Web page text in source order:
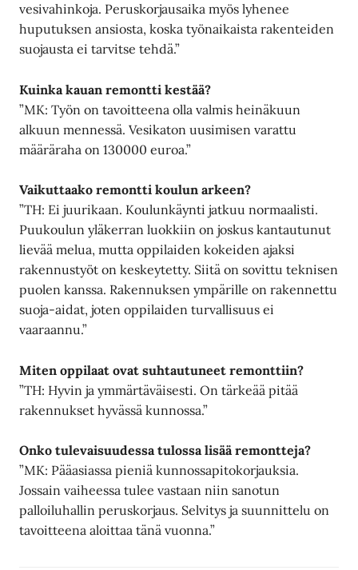
vesivahinkoja. Peruskorjausaika myös lyhenee
huputuksen ansiosta, koska työnaikaista rakenteiden
suojausta ei tarvitse tehdä.”
Kuinka kauan remontti kestää?
”MK: Työn on tavoitteena olla valmis heinäkuun
alkuun mennessä. Vesikaton uusimisen varattu
määräraha on 130000 euroa.”
Vaikuttaako remontti koulun arkeen?
”TH: Ei juurikaan. Koulunkäynti jatkuu normaalisti.
Puukoulun yläkerran luokkiin on joskus kantautunut
lievää melua, mutta oppilaiden kokeiden ajaksi
rakennustyöt on keskeytetty. Siitä on sovittu teknisen
puolen kanssa. Rakennuksen ympärille on rakennettu
suoja-aidat, joten oppilaiden turvallisuus ei
vaaraannu.”
Miten oppilaat ovat suhtautuneet remonttiin?
”TH: Hyvin ja ymmärtäväisesti. On tärkeää pitää
rakennukset hyvässä kunnossa.”
Onko tulevaisuudessatulossa lisää remontteja?
”MK: Pääasiassa pieniä kunnossapitokorjauksia.
Jossain vaiheessa tulee vastaan niin sanotun
palloiluhallin peruskorjaus. Selvitys ja suunnittelu on
tavoitteena aloittaa tänä vuonna.”